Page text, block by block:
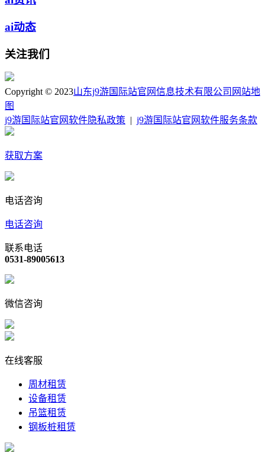
ai动态
关注我们
Copyright © 2023山东j9游国际站官网信息技术有限公司 网站地
图
j9游国际站官网软件隐私政策
j9游国际站官网软件服务条款
获取方案
电话咨询
电话咨询
联系电话
0531-89005613
微信咨询
在线客服
周材租赁
设备租赁
吊篮租赁
钢板桩租赁